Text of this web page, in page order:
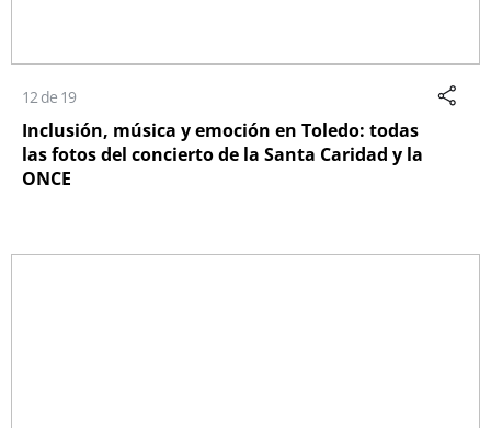
12 de 19
Inclusión, música y emoción en Toledo: todas
las fotos del concierto de la Santa Caridad y la
ONCE